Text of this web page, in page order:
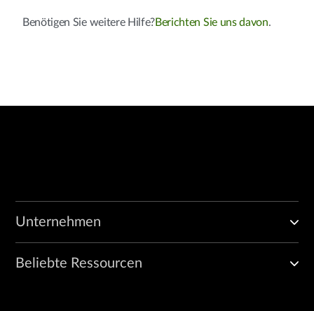
Benötigen Sie weitere Hilfe?Berichten Sie uns davon.
Unternehmen
Beliebte Ressourcen